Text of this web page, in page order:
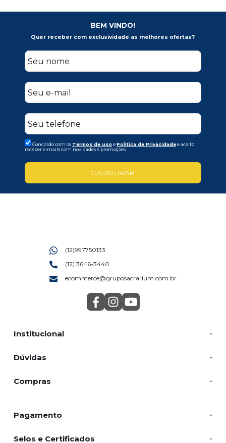
BEM VINDO!
Quer receber com exclusividade as melhores ofertas?
Concordo com os Termos de uso ePolitica de Privacidadee aceito
receber e-mails com novidades e promoções.
CADASTRAR
Institucional
Dúvidas
Compras
(12)997750133
(12) 3646-3440
ecommerce@gruposacrarium.com.br
Pagamento
Selos e Certificados